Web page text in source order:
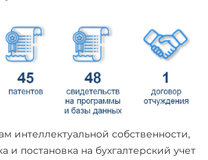
интеллектуальной собственности,
и постановка на бухгалтерский учет